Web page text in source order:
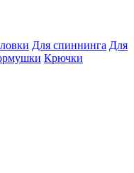
Для спиннинга Для
Крючки